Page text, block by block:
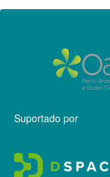
Suportado por